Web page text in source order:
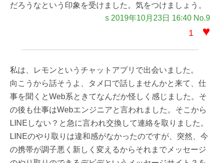
だろうなという印象を受けました。気をつけましょう。
s 2019年10月23日 16:40 No.9
1 ♥
私は、レモンというチャットアプリで出会いました。
向こうから話そうよ、タメ口で話しませんかと来て、仕
事を聞くとWeb系ときてなんだか怪しく感じました。そ
の後も仕事はWebエンジニアと言われました。そこから
LINEしない？と急に言われ交換して連絡を取りました。
LINEのやり取りは違和感がなかったのですが、突然、今
の携帯が調子悪く新しく変えるからそれまでメッセージ